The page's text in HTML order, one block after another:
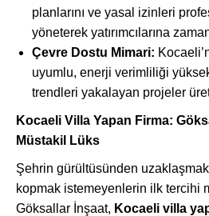
planlarını ve yasal izinleri
yöneterek yatırımcılarına
Çevre Dostu Mimari:
uyumlu, enerji verimliliği
trendleri yakalayan projeler
Kocaeli Villa Yapan Firma:
Müstakil Lüks
Şehrin gürültüsünden
kopmak istemeyenlerin ilk tercihi
Göksallar İnşaat, Kocaeli villa